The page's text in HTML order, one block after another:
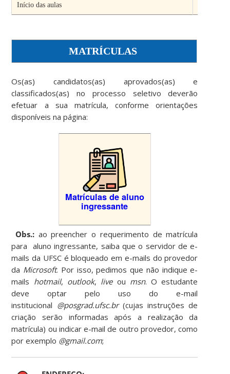
Início das aulas
MATRÍCULAS
Os(as) candidatos(as) aprovados(as) e
classificados(as) no processo seletivo deverão
efetuar a sua matrícula, conforme orientações
disponíveis na página:
Matrículas de aluno
ingressante
Obs.: ao preencher o requerimento de matrícula
para aluno ingressante, saiba que o servidor de e-
mails da UFSC é bloqueado em e-mails do provedor
da Microsoft. Por isso, pedimos que não indique e-
mails hotmail, outlook, liveou msn. O estudante
deve optar pelo uso do e-mail
institucional @posgrad.ufsc.br(cujas instruções de
criação serão informadas após a realização da
matrícula) ou indicar e-mail de outro provedor, como
por exemplo @gmail.com;